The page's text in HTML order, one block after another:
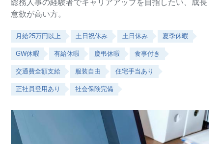
総務人事の経験者でキャリアアップを目指したい、成長
意欲が高い方。
月給25万円以上 土日祝休み 土日休み 夏季休暇
GW休暇 有給休暇 慶弔休暇 食事付き
交通費全額支給 服装自由 住宅手当あり
正社員登用あり 社会保険完備